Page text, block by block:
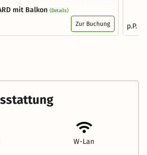
mit Balkon (Details)
Zur Buchung p.P.
W-Lan